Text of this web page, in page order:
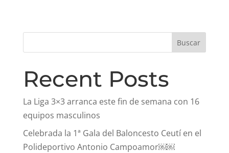
Buscar
Recent Posts
La Liga 3×3 arranca este fin de semana con 16
equipos masculinos
Celebrada la 1ª Gala del Baloncesto Ceutí en el
Polideportivo Antonio Campoamor￼￼